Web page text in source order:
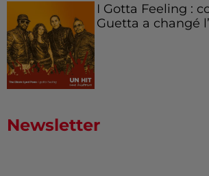
I Gotta Feeling :
Guetta a changé
Newsletter